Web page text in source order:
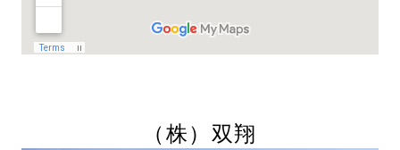
（株） 双翔